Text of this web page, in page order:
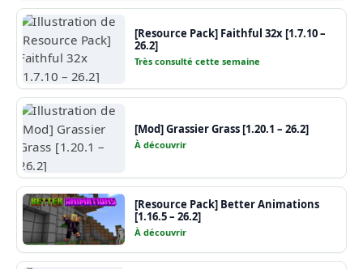
[Resource Pack] Faithful 32x [1.7.10 –
26.2]
Très consulté cette semaine
[Mod] Grassier Grass [1.20.1 – 26.2]
À découvrir
[Resource Pack] Better Animations
[1.16.5 – 26.2]
À découvrir